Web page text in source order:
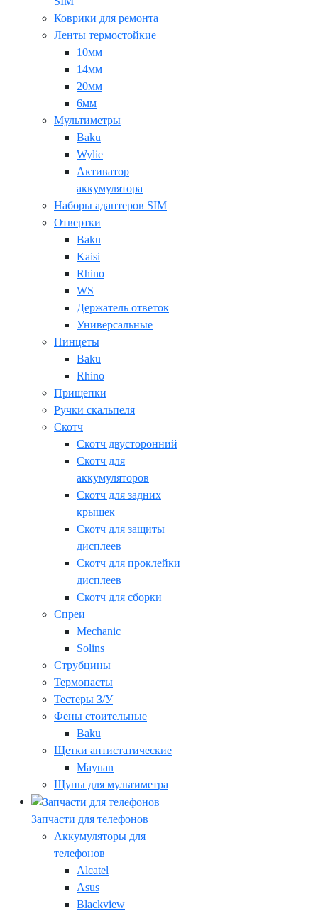
Коврики для ремонта
Ленты термостойкие
10мм
14мм
20мм
6мм
Мультиметры
Baku
Wylie
Активатор
аккумулятора
Наборы адаптеров SIM
Отвертки
Baku
Kaisi
Rhino
WS
Держатель ответок
Универсальные
Пинцеты
Baku
Rhino
Прищепки
Ручки скальпеля
Скотч
Скотч двусторонний
Скотч для
аккумуляторов
Скотч для задних
крышек
Скотч для защиты
дисплеев
Скотч для проклейки
дисплеев
Скотч для сборки
Спреи
Mechanic
Solins
Струбцины
Термопасты
Тестеры З/У
Фены стоительные
Baku
Щетки антистатические
Mayuan
Щупы для мультиметра
Запчасти для телефонов
Аккумуляторы для
телефонов
Alcatel
Asus
Blackview